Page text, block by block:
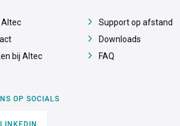
Altec
bij Altec
Support op afstand
Downloads
FAQ
OP SOCIALS
LINKEDIN